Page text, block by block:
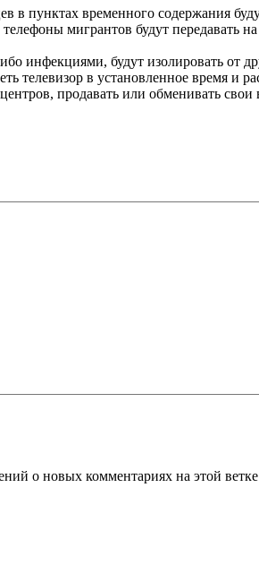
в пунктах временного содержания
мигрантов будут передавать
инфекциями, будут изолировать от
телевизор в установленное время и
продавать или обменивать
о новых комментариях на этой